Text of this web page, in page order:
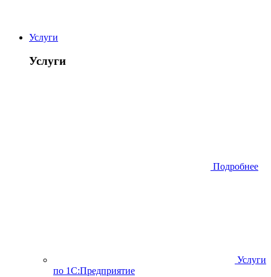
Услуги
Услуги
Подробнее
Услуги
по 1С:Предприятие